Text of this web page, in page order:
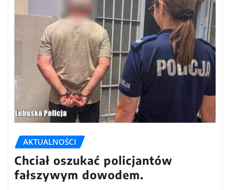
AKTUALNOŚCI
Chciał oszukać policjantów
fałszywym dowodem.